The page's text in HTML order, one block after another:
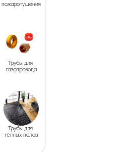
пожаротушения
Трубы для
газопровода
Трубы для
тёплых полов